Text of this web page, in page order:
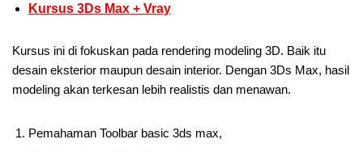
Kursus 3Ds Max + Vray
Kursus ini di fokuskan pada rendering modeling 3D. Baik itu
desain eksterior maupun desain interior. Dengan 3Ds Max, hasil
modeling akan terkesan lebih realistis dan menawan.
Pemahaman Toolbar basic 3ds max,